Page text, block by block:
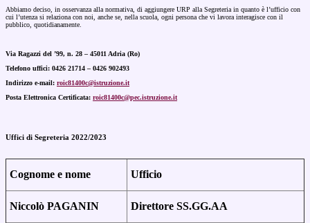
Abbiamo deciso, in osservanza alla normativa, di aggiungere URP alla Segreteria in quanto è l’ufficio con
cui l’utenza si relaziona con noi, anche se, nella scuola, ogni persona che vi lavora interagisce con il
pubblico, quotidianamente.
Via Ragazzi del ’99, n. 28 – 45011 Adria (Ro)
Telefono uffici: 0426 21714 – 0426 902493
Indirizzo e-mail: roic81400c@istruzione.it
Posta Elettronica Certificata: roic81400c@pec.istruzione.it
Uffici di Segreteria 2022/2023
Cognome e nome Ufficio
Niccolò PAGANIN Direttore SS.GG.AA